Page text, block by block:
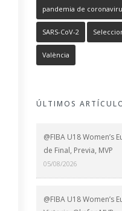
pandemia de
SARS-CoV-2
València
ÚLTIMOS
@FIBA U18 Women’s
de Final, Previa, MVP
05/08/2026
@FIBA U18 Women’s